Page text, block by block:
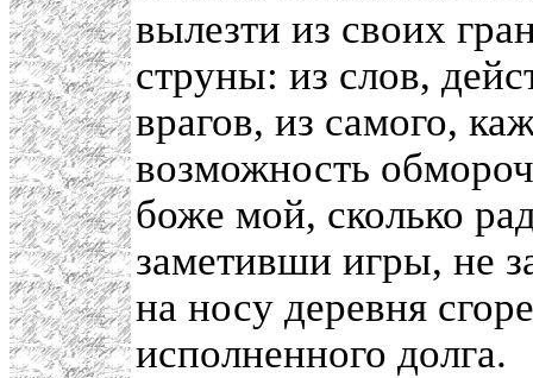
вылезти из своих
струны: из слов,
врагов, из самого,
возможность
боже мой, сколько
заметивши игры, не
на носу деревня
исполненного долга.